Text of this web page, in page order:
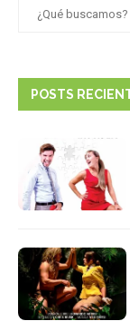
POSTS